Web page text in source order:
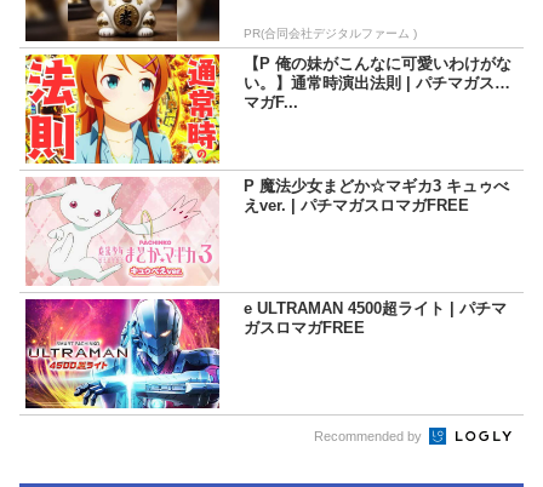
PR(合同会社デジタルファーム )
【P 俺の妹がこんなに可愛いわけがな
い。】通常時演出法則 | パチマガスロ
マガF...
P 魔法少女まどか☆マギカ3 キュゥべ
えver. | パチマガスロマガFREE
e ULTRAMAN 4500超ライト | パチマ
ガスロマガFREE
Recommended by